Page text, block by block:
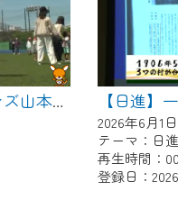
【日進】元中日ドラゴンズ山本昌広さんが教える野球教室
2026年6月1
テーマ：日
再生時間：
登録日：